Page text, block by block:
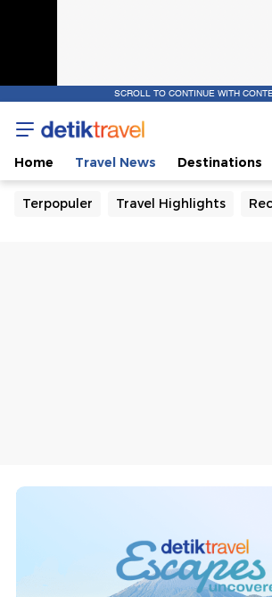
SCROLL TO CONTINUE WITH
Home Travel News Destinations
Terpopuler Travel Highlights